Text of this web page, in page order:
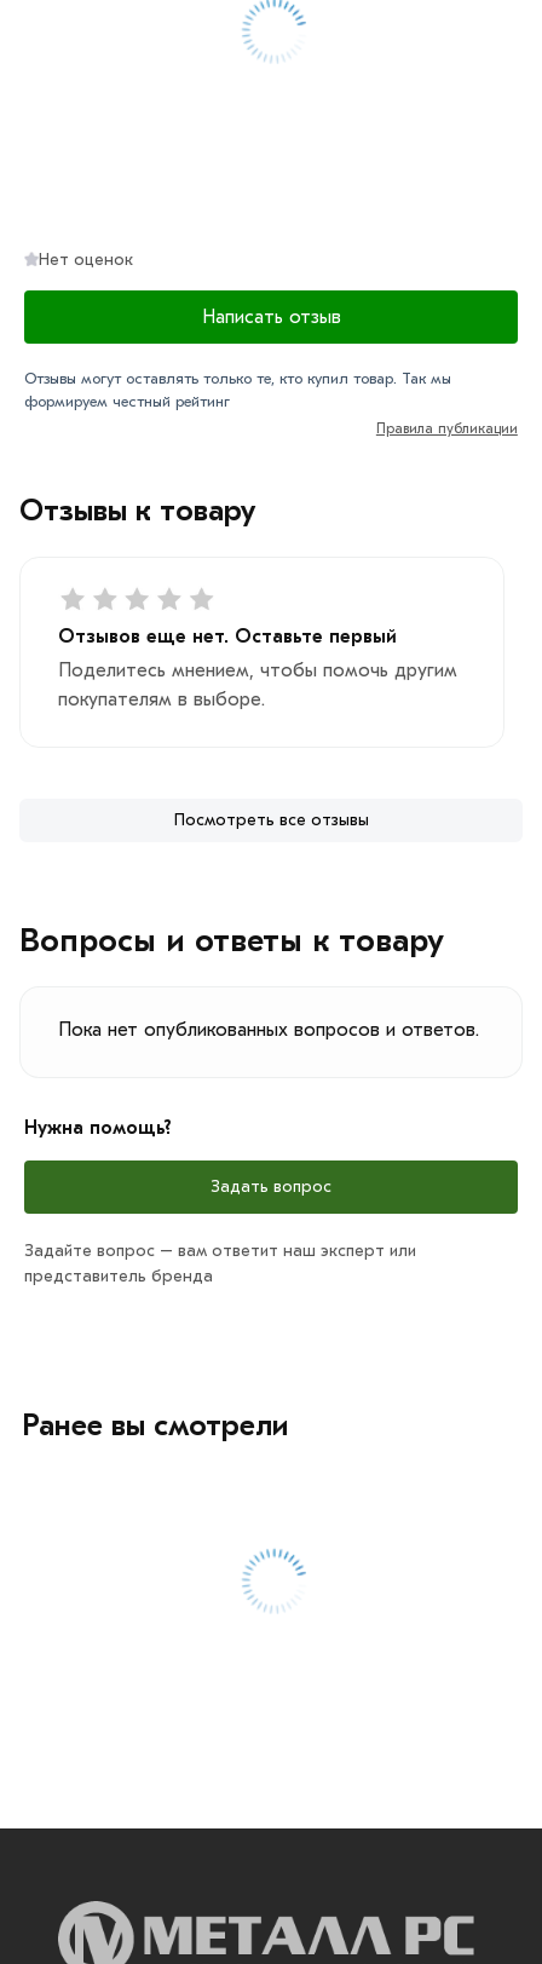
Отзывы к товару
Отзывов еще нет. Оставьте первый
Поделитесь мнением, чтобы помочь другим
покупателям в выборе.
Посмотреть все отзывы
Нет оценок
Написать отзыв
Отзывы могут оставлять только те, кто купил товар. Так мы
формируем честный рейтинг
Правила публикации
Вопросы и ответы к товару
Пока нет опубликованных вопросов и ответов.
Нужна помощь?
Задать вопрос
Задайте вопрос – вам ответит наш эксперт или
представитель бренда
Ранее вы смотрели